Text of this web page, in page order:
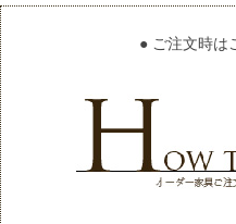
● ご注文時は